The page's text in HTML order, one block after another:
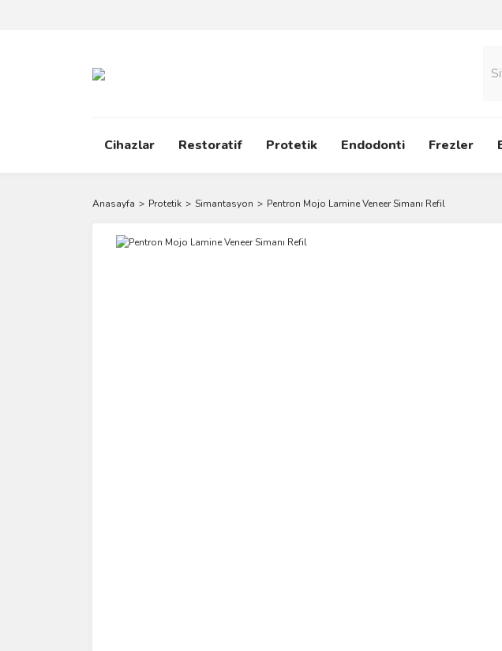
Cihazlar Restoratif Protetik Endodonti Frezler
Anasayfa Protetik Simantasyon Pentron Mojo Lamine Veneer Simanı Refil